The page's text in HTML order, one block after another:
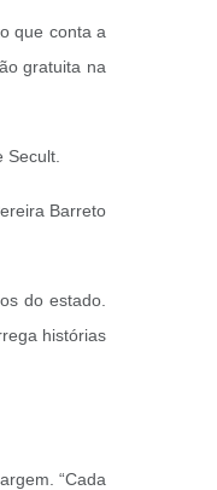
que conta a
gratuita na
Barreto
do estado.
histórias
“Cada